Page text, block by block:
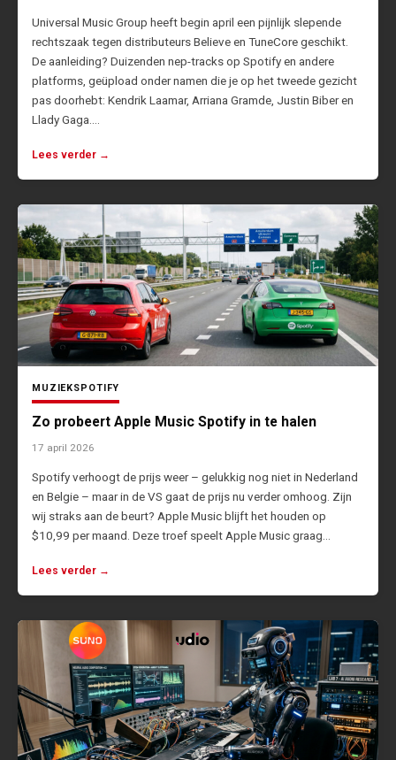
Universal Music Group heeft begin april een pijnlijk slepende
rechtszaak tegen distributeurs Believe en TuneCore geschikt.
De aanleiding? Duizenden nep-tracks op Spotify en andere
platforms, geüpload onder namen die je op het tweede gezicht
pas doorhebt: Kendrik Laamar, Arriana Gramde, Justin Biber en
Llady Gaga.…
Lees verder →
MUZIEKSPOTIFY
Zo probeert Apple Music Spotify in te halen
17 april 2026
Spotify verhoogt de prijs weer – gelukkig nog niet in Nederland
en Belgie – maar in de VS gaat de prijs nu verder omhoog. Zijn
wij straks aan de beurt? Apple Music blijft het houden op
$10,99 per maand. Deze troef speelt Apple Music graag…
Lees verder →